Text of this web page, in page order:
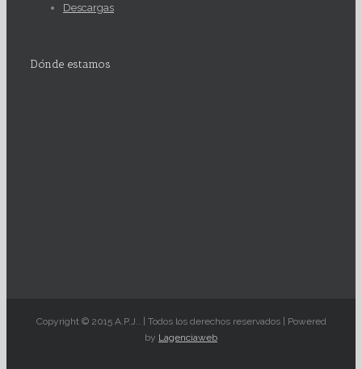
Descargas
Dónde estamos
Copyright © 2015 A.P.J.. | Todos los derechos reservados | Powered
by Lagenciaweb